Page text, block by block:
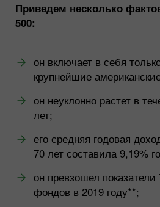
Приведем несколько
500:
он включает в себя
крупнейшие
он неуклонно растет в
лет;
его средняя годовая
70 лет составила 9,19%
он превзошел
фондов в 2019 году**;